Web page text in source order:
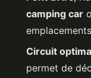
camping car
Circuit
permet de